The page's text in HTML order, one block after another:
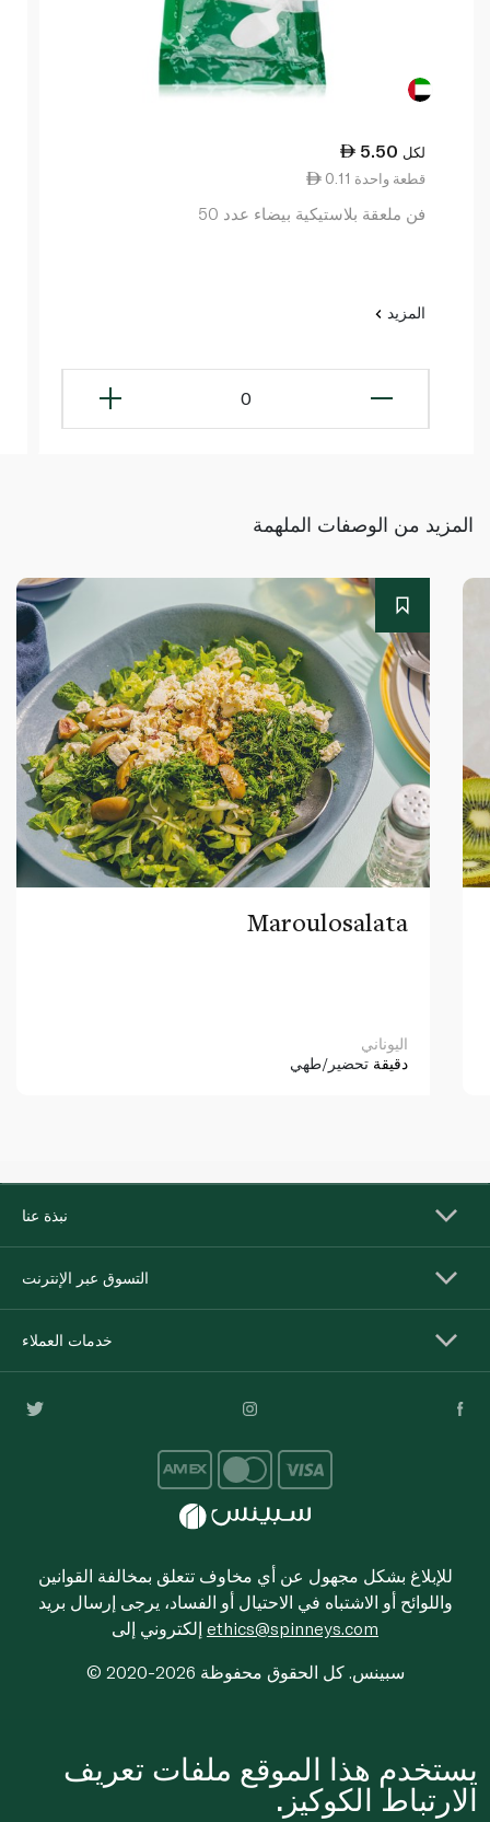
5.50 لكل
0.11 قطعة واحدة
فن ملعقة بلاستيكية بيضاء عدد 50
المزيد
0
المزيد من الوصفات الملهمة
Maroulosalata
اليوناني
دقيقة تحضير/طهي
نبذة عنا
التسوق عبر الإنترنت
خدمات العملاء
للإبلاغ بشكل مجهول عن أي مخاوف تتعلق بمخالفة القوانين
واللوائح أو الاشتباه في الاحتيال أو الفساد، يرجى إرسال بريد
ethics@spinneys.com
© 2020-2026 سبينس. كل الحقوق محفوظة
يستخدم هذا الموقع ملفات تعريف
الارتباط الكوكيز.